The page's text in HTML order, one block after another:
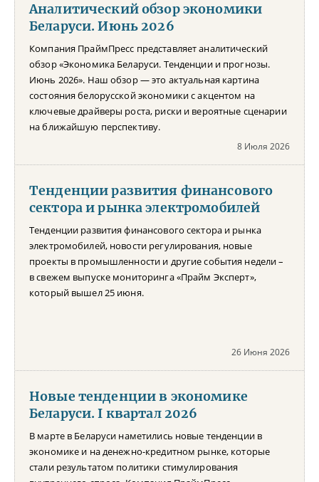
Аналитический обзор экономики
Беларуси. Июнь 2026
Компания ПраймПресс представляет аналитический
обзор «Экономика Беларуси. Тенденции и прогнозы.
Июнь 2026». Наш обзор — это актуальная картина
состояния белорусской экономики с акцентом на
ключевые драйверы роста, риски и вероятные сценарии
на ближайшую перспективу.
8 Июля 2026
Тенденции развития финансового
сектора и рынка электромобилей
Тенденции развития финансового сектора и рынка
электромобилей, новости регулирования, новые
проекты в промышленности и другие события недели –
в свежем выпуске мониторинга «Прайм Эксперт»,
который вышел 25 июня.
26 Июня 2026
Новые тенденции в экономике
Беларуси. I квартал 2026
В марте в Беларуси наметились новые тенденции в
экономике и на денежно-кредитном рынке, которые
стали результатом политики стимулирования